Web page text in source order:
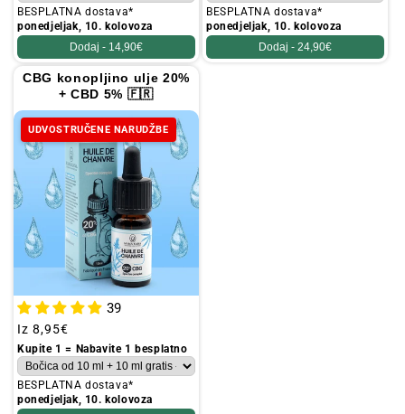
BESPLATNA dostava*
ponedjeljak, 10. kolovoza
Dodaj - 14,90€
BESPLATNA dostava*
ponedjeljak, 10. kolovoza
Dodaj - 24,90€
CBG konopljino ulje 20%
+ CBD 5% 🇫🇷
UDVOSTRUČENE NARUDŽBE
39
Redovna
cijena
Iz 8,95€
Kupite 1 = Nabavite 1 besplatno
BESPLATNA dostava*
ponedjeljak, 10. kolovoza